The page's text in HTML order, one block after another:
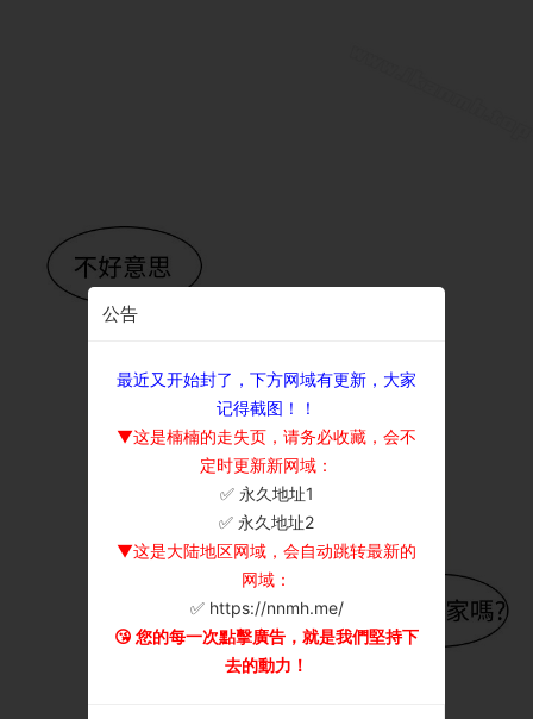
公告
最近又开始封了，下方网域有更新，大家
记得截图！！
▼这是楠楠的走失页，请务必收藏，会不
定时更新新网域：
✅ 永久地址1
✅ 永久地址2
▼这是大陆地区网域，会自动跳转最新的
网域：
✅ https://nnmh.me/
😘 您的每一次點擊廣告，就是我們堅持下
去的動力！